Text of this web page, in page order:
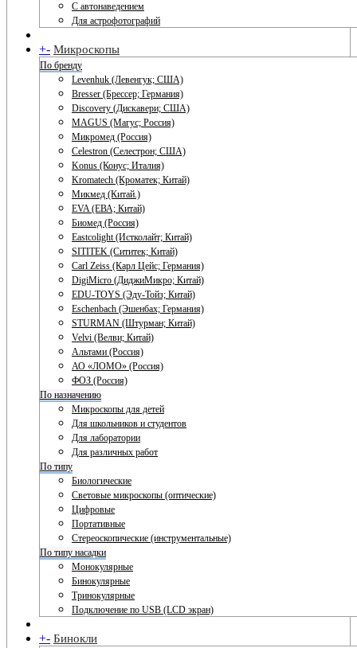
С автонаведением
Для астрофотографий
+- Микроскопы
По бренду
Levenhuk (Левенгук; США)
Bresser (Брессер; Германия)
Discovery (Дискавери; США)
MAGUS (Магус; Россия)
Микромед (Россия)
Celestron (Селестрон; США)
Konus (Конус; Италия)
Kromatech (Кроматек; Китай)
Микмед (Китай.)
EVA (ЕВА; Китай)
Биомед (Россия)
Eastcolight (Истколайт; Китай)
SITITEK (Сититек; Китай)
Carl Zeiss (Карл Цейс; Германия)
DigiMicro (ДиджиМикро; Китай)
EDU-TOYS (Эду-Тойз; Китай)
Eschenbach (Эшенбах; Германия)
STURMAN (Штурман; Китай)
Velvi (Велви; Китай)
Альтами (Россия)
АО «ЛОМО» (Россия)
ФОЗ (Россия)
По назначению
Микроскопы для детей
Для школьников и студентов
Для лаборатории
Для различных работ
По типу
Биологические
Световые микроскопы (оптические)
Цифровые
Портативные
Стереоскопические (инструментальные)
По типу насадки
Монокулярные
Бинокулярные
Тринокулярные
Подключение по USB (LCD экран)
+- Бинокли